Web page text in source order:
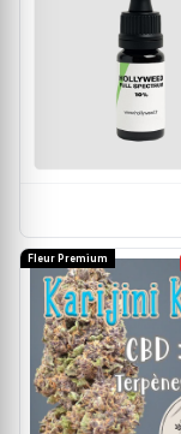
Fleur Premium